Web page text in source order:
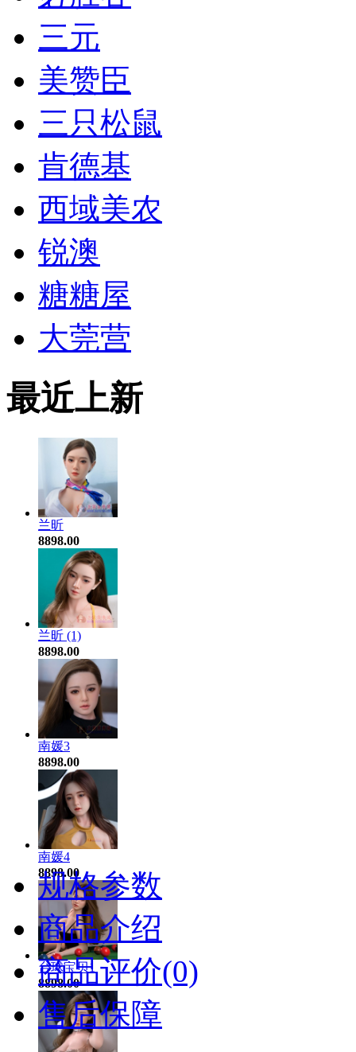
三元
美赞臣
三只松鼠
肯德基
西域美农
锐澳
糖糖屋
大莞营
最近上新
兰昕
8898.00
兰昕 (1)
8898.00
南媛3
8898.00
南媛4
8898.00
台球宝贝1
8898.00
规格参数
商品介绍
商品评价(0)
售后保障